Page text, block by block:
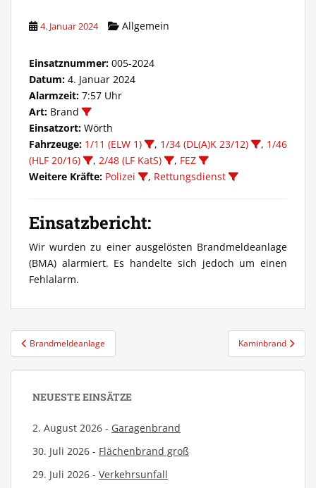
4. Januar 2024 Allgemein
Einsatznummer: 005-2024
Datum: 4. Januar 2024
Alarmzeit: 7:57 Uhr
Art: Brand
Einsatzort: Wörth
Fahrzeuge: 1/11 (ELW 1) , 1/34 (DL(A)K 23/12) , 1/46
(HLF 20/16)
, 2/48 (LF KatS) , FEZ
Weitere Kräfte: Polizei , Rettungsdienst
Einsatzbericht:
Wir wurden zu einer ausgelösten Brandmeldeanlage
(BMA) alarmiert. Es handelte sich jedoch um einen
Fehlalarm.
Beitragsnavigation
Brandmeldeanlage Kaminbrand
NEUESTE EINSÄTZE
2. August 2026 - Garagenbrand
30. Juli 2026 - Flächenbrand groß
29. Juli 2026 - Verkehrsunfall